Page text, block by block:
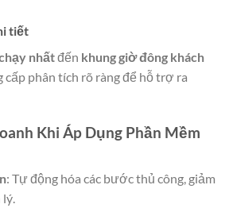
tiết
nhấtđến khung giờ đông khách
cấp phân tích rõ ràng để hỗ trợ ra
Khi Áp Dụng Phần Mềm
: Tự động hóa các bước thủ công, giảm
lý.